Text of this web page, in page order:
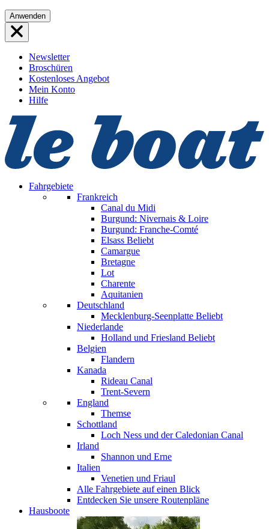
Direkt
zum
Inhalt
Anwenden
Newsletter
Broschüren
Kostenloses Angebot
Mein Konto
Hilfe
Fahrgebiete
Frankreich
Canal du Midi
Burgund: Nivernais & Loire
Burgund: Franche-Comté
Elsass Beliebt
Camargue
Bretagne
Lot
Charente
Aquitanien
Deutschland
Mecklenburg-Seenplatte Beliebt
Niederlande
Holland und Friesland Beliebt
Belgien
Flandern
Kanada
Rideau Canal
Trent-Severn
England
Themse
Schottland
Loch Ness und der Caledonian Canal
Irland
Shannon und Erne
Italien
Venetien und Friaul
Alle Fahrgebiete auf einen Blick
Entdecken Sie unsere Routenpläne
Hausboote